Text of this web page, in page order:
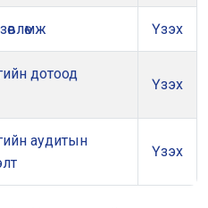
Үзэх
дотоод
Үзэх
аудитын
Үзэх